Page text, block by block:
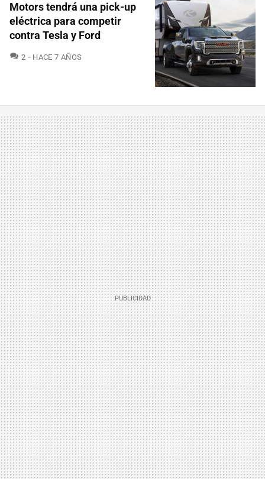
Motors tendrá una pick-up
eléctrica para competir
contra Tesla y Ford
2 COMENTARIOS
HACE 7 AÑOS